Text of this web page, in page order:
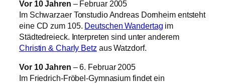
Vor 10 Jahren – Februar 2005
Im Schwarzaer Tonstudio Andreas Dornheim entsteht
eine CD zum 105. Deutschen Wandertag im
Städtedreieck. Interpreten sind unter anderem
Christin & Charly Betz aus Watzdorf.
Vor 10 Jahren – 6. Februar 2005
Im Friedrich-Fröbel-Gymnasium findet ein